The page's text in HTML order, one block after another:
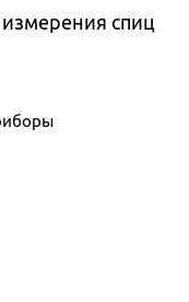
спиц